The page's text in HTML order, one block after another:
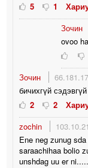
5
1
Зочин
ovoo
Зочин
бичихгүй
2
2
zochin
Ene neg zunug
saraachihaa bolio
unshdag uu er